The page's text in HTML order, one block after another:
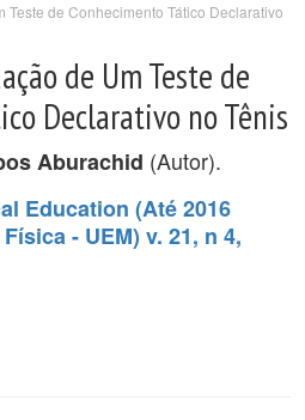
Teste de Conhecimento Tático Declarativo
de Um Teste de
Declarativo no Tênis
Aburachid (Autor).
Education (Até 2016
- UEM) v. 21, n 4,